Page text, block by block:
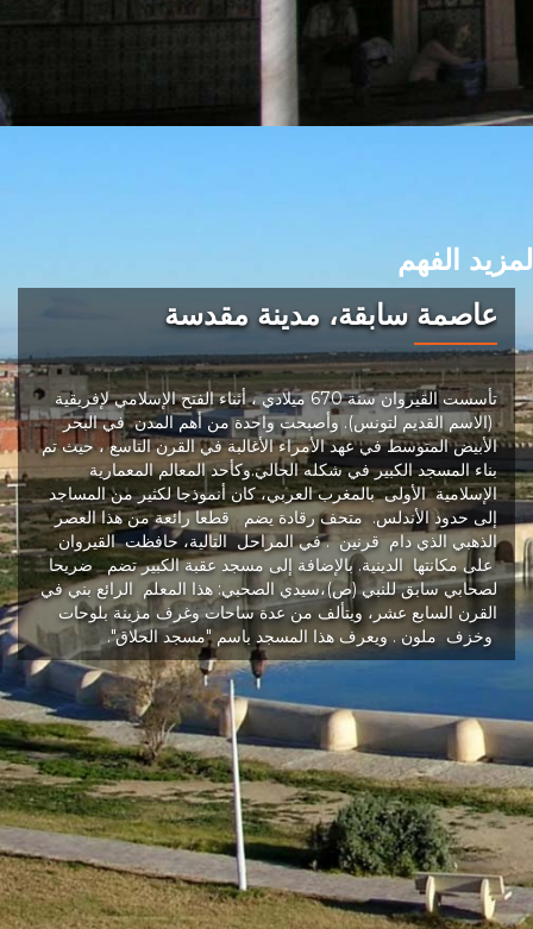
لمزيد الفهم
عاصمة سابقة، مدينة مقدسة
تأسست القيروان سنة 670 ميلادي ، أثناء الفتح الإسلامي لإفريقية
(الاسم القديم لتونس). وأصبحت واحدة من أهم المدن في البحر
الأبيض المتوسط في عهد الأمراء الأغالبة في القرن التاسع ، حيث تم
بناء المسجد الكبير في شكله الحالي.وكأحد المعالم المعمارية
الإسلامية الأولى بالمغرب العربي، كان أنموذجا لكثير من المساجد
إلى حدود الأندلس. متحف رقادة يضم قطعا رائعة من هذا العصر
الذهبي الذي دام قرنين . في المراحل التالية، حافظت القيروان
على مكانتها الدينية. بالإضافة إلى مسجد عقبة الكبير تضم ضريحا
لصحابي سابق للنبي (ص)،سيدي الصحبي: هذا المعلم الرائع بني في
القرن السابع عشر، ويتألف من عدة ساحات وغرف مزينة بلوحات
وخزف ملون . ويعرف هذا المسجد باسم "مسجد الحلاق".